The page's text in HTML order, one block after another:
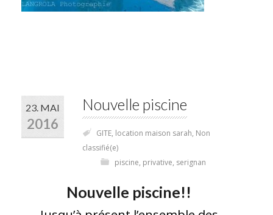
23. MAI
2016
Nouvelle piscine
GITE, location maison sarah, Non
classifié(e)
piscine, privative, serignan
Nouvelle piscine!!